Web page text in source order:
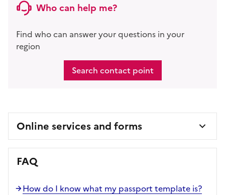
Who can help me?
Find who can answer your questions in your
region
Search contact point
Online services and forms
FAQ
How do I know what my passport template is?